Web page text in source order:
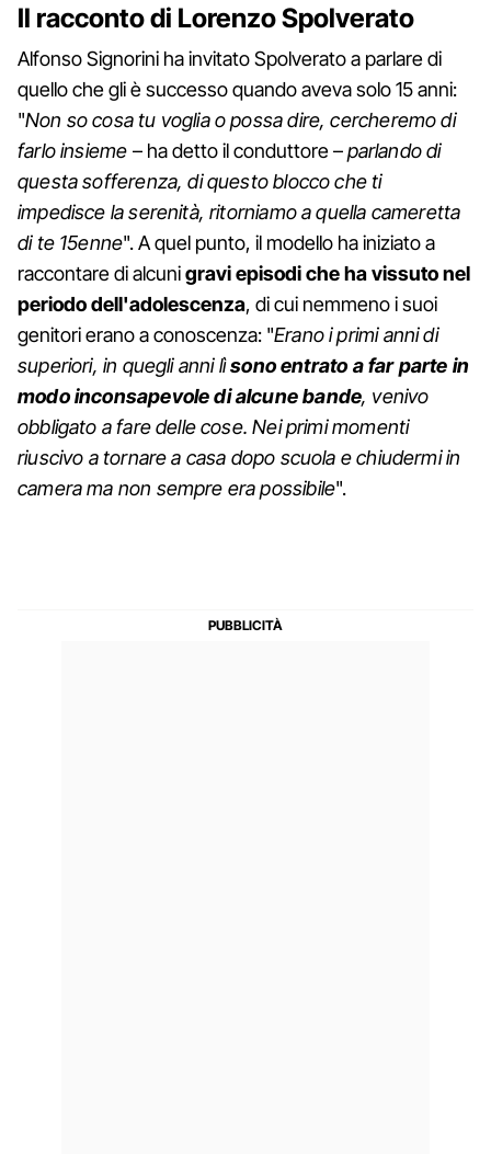
Il racconto di Lorenzo Spolverato
Alfonso Signorini ha invitato Spolverato a parlare di
quello che gli è successo quando aveva solo 15 anni:
"Non so cosa tu voglia o possa dire, cercheremo di
farlo insieme – ha detto il conduttore –parlando di
questa sofferenza, di questo blocco che ti
impedisce la serenità, ritorniamo a quella cameretta
di te 15enne". A quel punto, il modello ha iniziato a
raccontare di alcunigravi episodi che ha vissuto nel
periodo dell'adolescenza, di cui nemmeno i suoi
genitori erano a conoscenza: "Erano i primi anni di
superiori, in quegli anni lìsono entrato a far parte in
modo inconsapevole di alcune bande, venivo
obbligato a fare delle cose. Nei primi momenti
riuscivo a tornare a casa dopo scuola e chiudermi in
camera ma non sempre era possibile".